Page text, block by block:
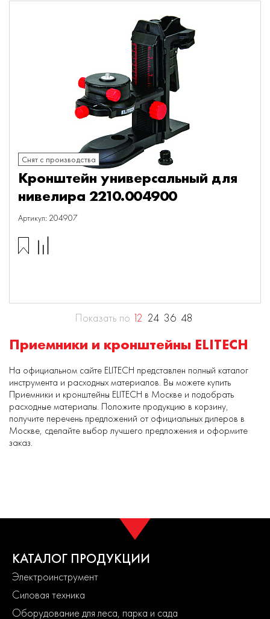
Снят с производства
Кронштейн универсальный для
нивелира 2210.004900
Артикул: 204907
Показать по 12 24 36 48
Приемники и кронштейны ELITECH
На официальном сайте ELITECH представлен полный каталог
инструмента и расходных материалов. Вы можете купить
Приемники и кронштейны ELITECH в Москве и подобрать
расходные материалы. Положите продукцию в корзину,
получите перечень предложений от официальных дилеров в
Москве, сделайте выбор лучшего предложения и оформите
заказ.
КАТАЛОГ ПРОДУКЦИИ
Электроинструмент
Силовая техника
Оборудование для леса, парка и сада